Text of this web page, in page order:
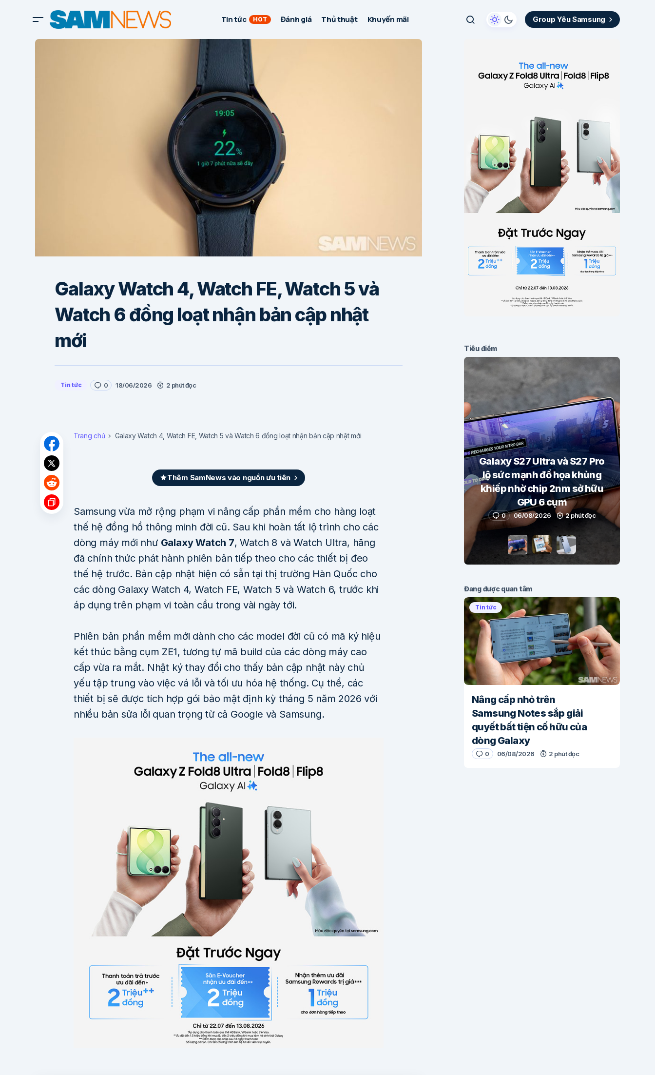
Tin tức HOT Đánh giá Thủ thuật Khuyến mãi Group Yêu Samsung
Galaxy Watch 4, Watch FE, Watch 5 và
Watch 6 đồng loạt nhận bản cập nhật
mới
Tin tức 0 18/06/2026 2 phút đọc
Trang chủ Galaxy Watch 4, Watch FE, Watch 5 và Watch 6 đồng loạt nhận bản cập nhật mới
Thêm SamNews vào nguồn ưu tiên
Samsung vừa mở rộng phạm vi nâng cấp phần mềm cho hàng loạt
thế hệ đồng hồ thông minh đời cũ. Sau khi hoàn tất lộ trình cho các
dòng máy mới như Galaxy Watch 7, Watch 8 và Watch Ultra, hãng
đã chính thức phát hành phiên bản tiếp theo cho các thiết bị đeo
thế hệ trước. Bản cập nhật hiện có sẵn tại thị trường Hàn Quốc cho
các dòng Galaxy Watch 4, Watch FE, Watch 5 và Watch 6, trước khi
áp dụng trên phạm vi toàn cầu trong vài ngày tới.
Phiên bản phần mềm mới dành cho các model đời cũ có mã ký hiệu
kết thúc bằng cụm ZE1, tương tự mã build của các dòng máy cao
cấp vừa ra mắt. Nhật ký thay đổi cho thấy bản cập nhật này chủ
yếu tập trung vào việc vá lỗi và tối ưu hóa hệ thống. Cụ thể, các
thiết bị sẽ được tích hợp gói bảo mật định kỳ tháng 5 năm 2026 với
nhiều bản sửa lỗi quan trọng từ cả Google và Samsung.
Tiêu điểm
Galaxy S27 Ultra và S27 Pro
lộ sức mạnh đồ họa khủng
khiếp nhờ chip 2nm sở hữu
GPU 6 cụm
0 06/08/2026 2 phút đọc
Đang được quan tâm
Tin tức
Nâng cấp nhỏ trên
Samsung Notes sắp giải
quyết bất tiện cố hữu của
dòng Galaxy
0 06/08/2026 2 phút đọc